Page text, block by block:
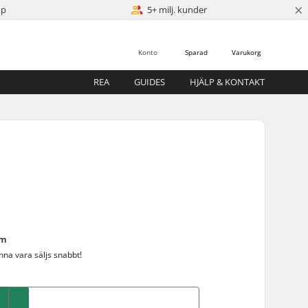
5+ milj. kunder ×
Varukorg
Sparad
Konto
REA GUIDES HJÄLP & KONTAKT
varasäljs snabbt!